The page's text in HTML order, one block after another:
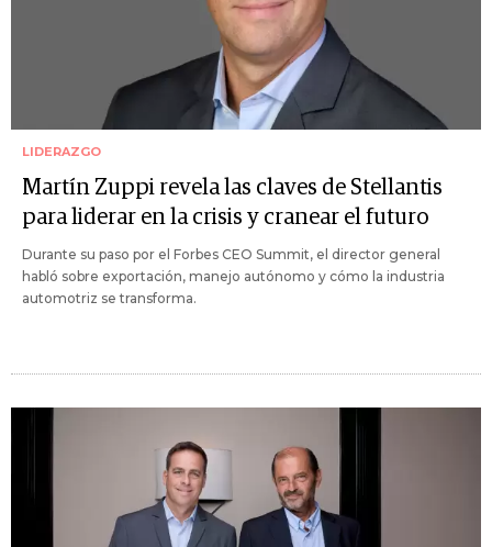
LIDERAZGO
Martín Zuppi revela las claves de Stellantis
para liderar en la crisis y cranear el futuro
Durante su paso por el Forbes CEO Summit, el director general
habló sobre exportación, manejo autónomo y cómo la industria
automotriz se transforma.